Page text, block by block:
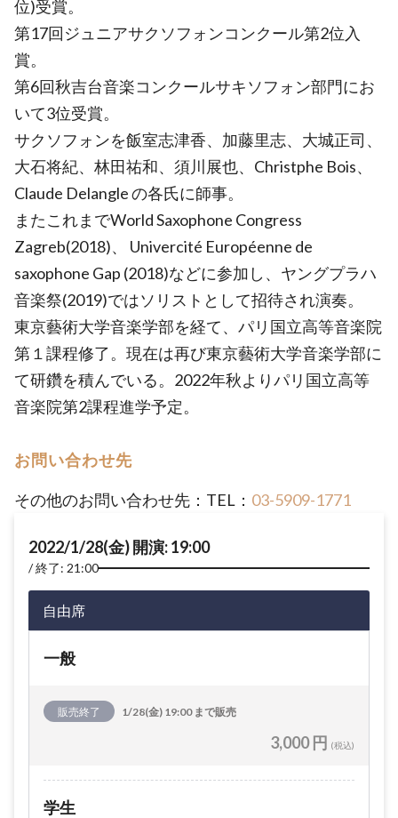
位)受賞。
第17回ジュニアサクソフォンコンクール第2位入
賞。
第6回秋吉台音楽コンクールサキソフォン部門にお
いて3位受賞。
サクソフォンを飯室志津香、加藤里志、大城正司、
大石将紀、林田祐和、須川展也、Christphe Bois、
Claude Delangle の各氏に師事。
またこれまでWorld Saxophone Congress
Zagreb(2018)、 Univercité Européenne de
saxophone Gap (2018)などに参加し、ヤングプラハ
音楽祭(2019)ではソリストとして招待され演奏。
東京藝術大学音楽学部を経て、パリ国立高等音楽院
第１課程修了。現在は再び東京藝術大学音楽学部に
て研鑽を積んでいる。2022年秋よりパリ国立高等
音楽院第2課程進学予定。
お問い合わせ先
その他のお問い合わせ先：TEL： 03-5909-1771
2022/1/28(金) 開演: 19:00
終了: 21:00
自由席
一般
販売終了 1/28(金) 19:00 まで販売
3,000 円 (税込)
学生